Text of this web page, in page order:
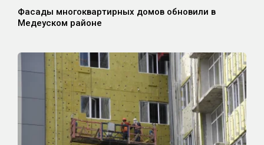
Фасады многоквартирных домов обновили в
Медеуском районе